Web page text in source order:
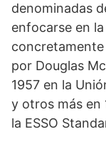
denominadas
enfocarse en la
por Douglas
1957 en la
y otros más en
la ESSO